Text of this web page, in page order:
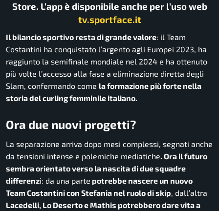
Store. L’app è disponibile anche per l’uso web
tv.sportface.it
Il bilancio sportivo resta di grande valore: il Team
Costantini ha conquistato l’argento agli Europei 2023, ha
raggiunto la semifinale mondiale nel 2024 e ha ottenuto
più volte l’accesso alla fase a eliminazione diretta degli
Slam, confermando come la formazione più forte nella
storia del curling femminile italiano.
Ora due nuovi progetti?
La separazione arriva dopo mesi complessi, segnati anche
da tensioni intense e polemiche mediatiche. Ora il futuro
sembra orientato verso la nascita di due squadre
differenzi: da una parte potrebbe nascere un nuovo
Team Costantini con Stefania nel ruolo di skip , dall’altra
Lacedelli, Lo Deserto e Mathis potrebbero dare vita a